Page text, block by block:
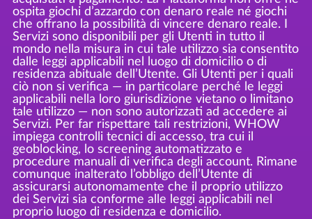
ospita giochi d’azzardo con denaro reale né giochi
che offrano la possibilità di vincere denaro reale. I
Servizi sono disponibili per gli Utenti in tutto il
mondo nella misura in cui tale utilizzo sia consentito
dalle leggi applicabili nel luogo di domicilio o di
residenza abituale dell’Utente. Gli Utenti per i quali
ciò non si verifica — in particolare perché le leggi
applicabili nella loro giurisdizione vietano o limitano
tale utilizzo — non sono autorizzati ad accedere ai
Servizi. Per far rispettare tali restrizioni, WHOW
impiega controlli tecnici di accesso, tra cui il
geoblocking, lo screening automatizzato e
procedure manuali di verifica degli account. Rimane
comunque inalterato l’obbligo dell’Utente di
assicurarsi autonomamente che il proprio utilizzo
dei Servizi sia conforme alle leggi applicabili nel
proprio luogo di residenza e domicilio.